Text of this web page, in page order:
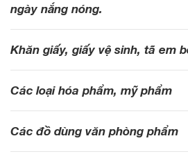
ngày nắng nóng.
Khăn giấy, giấy vệ sinh, tã em
Các loại hóa phẩm, mỹ phẩm
Các đồ dùng văn phòng phẩm